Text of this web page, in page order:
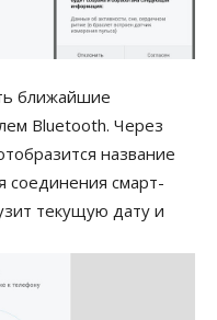
ближайшие
Bluetooth. Через
название
соединения смарт-
текущую дату и